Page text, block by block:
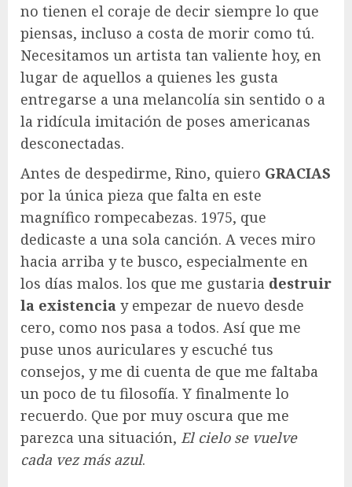
no tienen el coraje de decir siempre lo que
piensas, incluso a costa de morir como tú.
Necesitamos un artista tan valiente hoy, en
lugar de aquellos a quienes les gusta
entregarse a una melancolía sin sentido o a
la ridícula imitación de poses americanas
desconectadas.
Antes de despedirme, Rino, quiero GRACIAS
por la única pieza que falta en este
magnífico rompecabezas. 1975, que
dedicaste a una sola canción. A veces miro
hacia arriba y te busco, especialmente en
los días malos. los que me gustaria destruir
la existencia y empezar de nuevo desde
cero, como nos pasa a todos. Así que me
puse unos auriculares y escuché tus
consejos, y me di cuenta de que me faltaba
un poco de tu filosofía. Y finalmente lo
recuerdo. Que por muy oscura que me
parezca una situación, El cielo se vuelve
cada vez más azul.